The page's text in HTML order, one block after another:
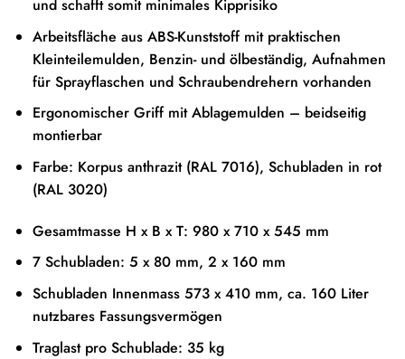
und schafft somit minimales Kipprisiko
Arbeitsfläche aus ABS-Kunststoff mit praktischen
Kleinteilemulden, Benzin- und ölbeständig, Aufnahmen
für Sprayflaschen und Schraubendrehern vorhanden
Ergonomischer Griff mit Ablagemulden – beidseitig
montierbar
Farbe: Korpus anthrazit (RAL 7016), Schubladen in rot
(RAL 3020)
Gesamtmasse H x B x T: 980 x 710 x 545 mm
7 Schubladen: 5 x 80 mm, 2 x 160 mm
Schubladen Innenmass 573 x 410 mm, ca. 160 Liter
nutzbares Fassungsvermögen
Traglast pro Schublade: 35 kg